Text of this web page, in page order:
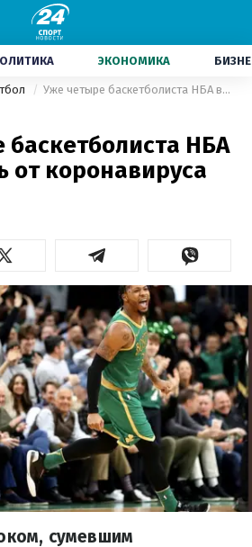
ЭКОНОМИКА
Уже четыре баскетболиста НБА вылечились от коронавируса
НБА
от коронавируса
сумевшим